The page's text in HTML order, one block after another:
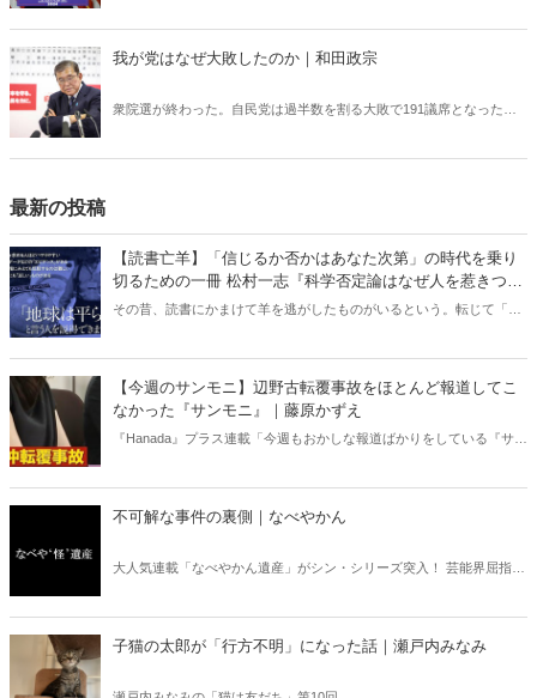
我が党はなぜ大敗したのか｜和田政宗
衆院選が終わった。自民党は過半数を割る大敗で191議席となった。
最新の投稿
【読書亡羊】「信じるか否かはあなた次第」の時代を乗り
切るための一冊 松村一志『科学否定論はなぜ人を惹きつけ
るのか』（ちくま新書）｜梶原麻衣子
その昔、読書にかまけて羊を逃がしたものがいるという。転じて「読
ある。元月刊『Hanada』編集部員のライター・梶原がお送りする時事
書評！
【今週のサンモニ】辺野古転覆事故をほとんど報道してこ
なかった『サンモニ』｜藤原かずえ
『Hanada』プラス連載「今週もおかしな報道ばかりをしている『サン
不可解な事件の裏側｜なべやかん
大人気連載「なべやかん遺産」がシン・シリーズ突入！ 芸能界屈指の
信じるか信じないかは、あなた次第！ 芸能ニュース
子猫の太郎が「行方不明」になった話｜瀬戸内みなみ